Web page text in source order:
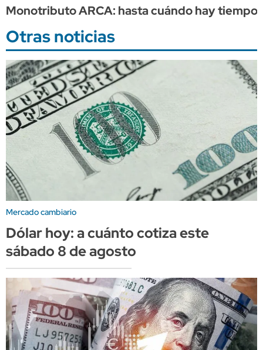
Monotributo ARCA: hasta cuándo hay
Otras noticias
Mercado cambiario
Dólar hoy: a cuánto cotiza este
sábado 8 de agosto